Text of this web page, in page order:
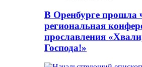
В Оренбурге прошла
региональная
прославления
Господа!»